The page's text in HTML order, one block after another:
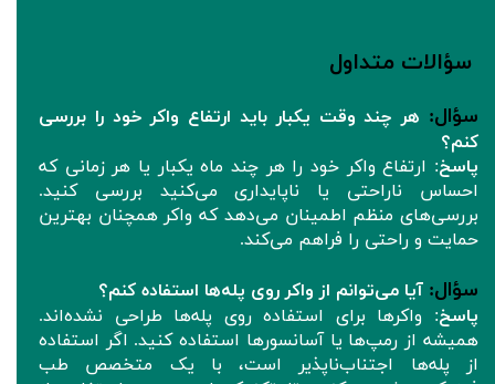
سؤالات متداول
سؤال: هر چند وقت یکبار باید ارتفاع واکر خود را بررسی
کنم؟
پاسخ: ارتفاع واکر خود را هر چند ماه یکبار یا هر زمانی که
احساس ناراحتی یا ناپایداری می‌کنید بررسی کنید.
بررسی‌های منظم اطمینان می‌دهد که واکر همچنان بهترین
حمایت و راحتی را فراهم می‌کند.
سؤال: آیا می‌توانم از واکر روی پله‌ها استفاده کنم؟
پاسخ: واکرها برای استفاده روی پله‌ها طراحی نشده‌اند.
همیشه از رمپ‌ها یا آسانسورها استفاده کنید. اگر استفاده
از پله‌ها اجتناب‌ناپذیر است، با یک متخصص طب